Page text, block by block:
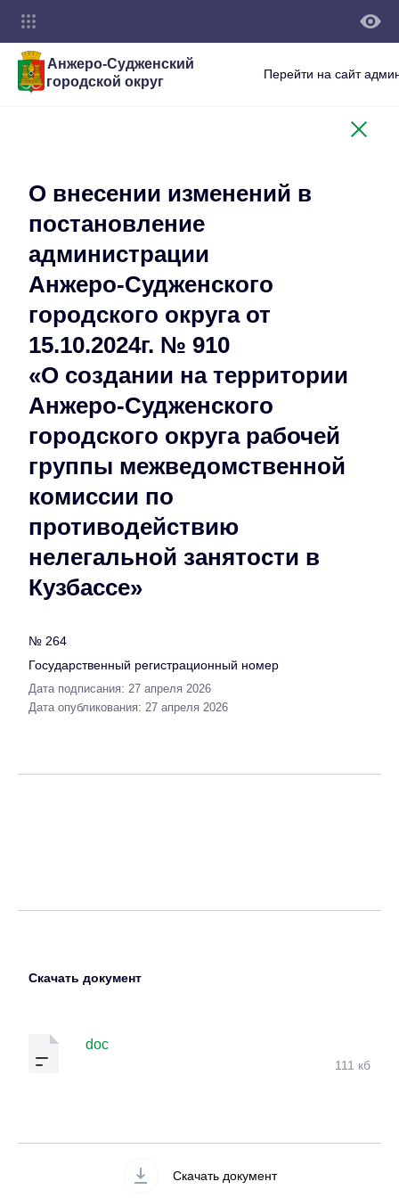
Анжеро-Судженский
городской округ
Перейти на сайт
О внесении изменений в
постановление
администрации
Анжеро-Судженского
городского округа от
15.10.2024г. № 910
«О создании на территории
Анжеро-Судженского
городского округа рабочей
группы межведомственной
комиссии по
противодействию
нелегальной занятости в
Кузбассе»
№ 264
Государственный регистрационный номер
Дата подписания: 27 апреля 2026
Дата опубликования: 27 апреля 2026
Скачать документ
doc
111 кб
Скачать документ